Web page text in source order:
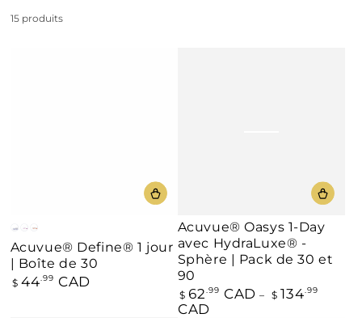
15 produits
Accent
naturelle
Acuvue® Define® 1 jour
| Boîte de 30
Prix
$ 44.99 CAD
Acuvue® Oasys 1-Day
avec HydraLuxe® -
Sphère | Pack de 30 et
90
Prix
normal
$ 62.99 CAD $ 134.99
CAD